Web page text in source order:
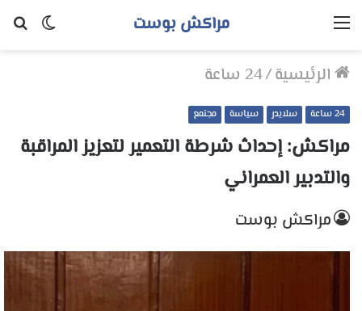
الوضع
مراكش بوست القائمة
الرئيسية/24 ساعة
24 ساعة سلايدر سياسة مجتمع
مراكش: إحداث شرطة التعمير لتعزيز المراقبة
والتدبير العمراني
مراكش بوست